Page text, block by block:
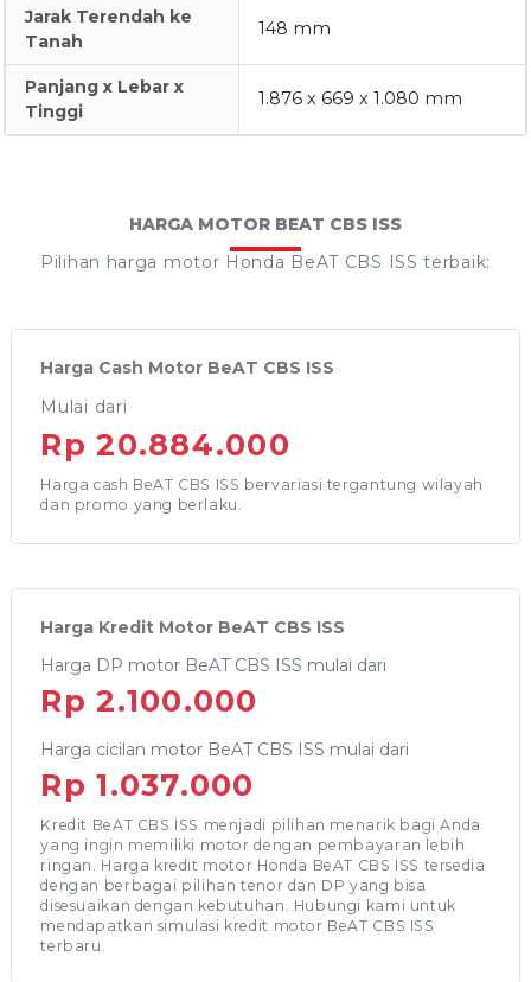
Jarak Terendah ke
Tanah
148 mm
Panjang x Lebar x
Tinggi
1.876 x 669 x 1.080 mm
HARGA MOTOR BEAT CBS ISS
Pilihan harga motor Honda BeAT CBS ISS terbaik:
Harga Cash Motor BeAT CBS ISS
Mulai dari
Rp 20.884.000
Harga cash BeAT CBS ISS bervariasi tergantung wilayah
dan promo yang berlaku.
Harga Kredit Motor BeAT CBS ISS
Harga DP motor BeAT CBS ISS mulai dari
Rp 2.100.000
Harga cicilan motor BeAT CBS ISS mulai dari
Rp 1.037.000
Kredit BeAT CBS ISS menjadi pilihan menarik bagi Anda
yang ingin memiliki motor dengan pembayaran lebih
ringan. Harga kredit motor Honda BeAT CBS ISS tersedia
dengan berbagai pilihan tenor dan DP yang bisa
disesuaikan dengan kebutuhan. Hubungi kami untuk
mendapatkan simulasi kredit motor BeAT CBS ISS
terbaru.